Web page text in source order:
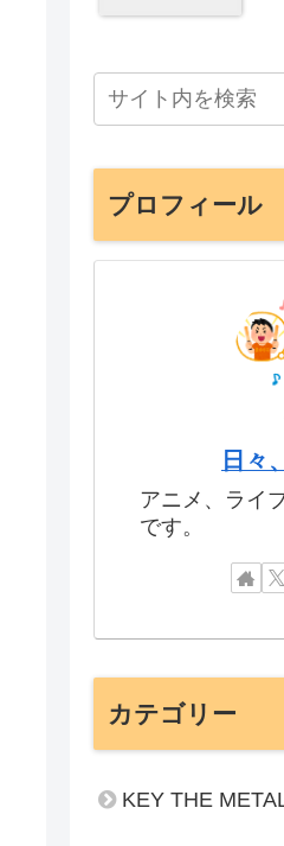
プロフィール
日々
アニメ、ライ
です。
カテゴリー
KEY THE